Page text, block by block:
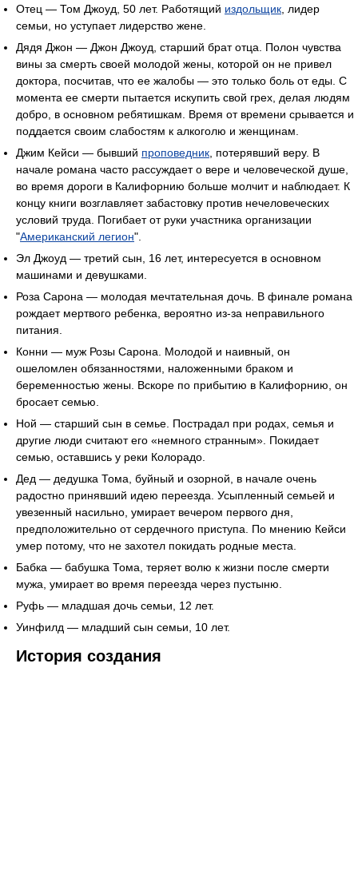
Отец — Том Джоуд, 50 лет. Работящий издольщик, лидер
семьи, но уступает лидерство жене.
Дядя Джон — Джон Джоуд, старший брат отца. Полон чувства
вины за смерть своей молодой жены, которой он не привел
доктора, посчитав, что ее жалобы — это только боль от еды. С
момента ее смерти пытается искупить свой грех, делая людям
добро, в основном ребятишкам. Время от времени срывается и
поддается своим слабостям к алкоголю и женщинам.
Джим Кейси — бывший проповедник, потерявший веру. В
начале романа часто рассуждает о вере и человеческой душе,
во время дороги в Калифорнию больше молчит и наблюдает. К
концу книги возглавляет забастовку против нечеловеческих
условий труда. Погибает от руки участника организации
"Американский легион".
Эл Джоуд — третий сын, 16 лет, интересуется в основном
машинами и девушками.
Роза Сарона — молодая мечтательная дочь. В финале романа
рождает мертвого ребенка, вероятно из-за неправильного
питания.
Конни — муж Розы Сарона. Молодой и наивный, он
ошеломлен обязанностями, наложенными браком и
беременностью жены. Вскоре по прибытию в Калифорнию, он
бросает семью.
Ной — старший сын в семье. Пострадал при родах, семья и
другие люди считают его «немного странным». Покидает
семью, оставшись у реки Колорадо.
Дед — дедушка Тома, буйный и озорной, в начале очень
радостно принявший идею переезда. Усыпленный семьей и
увезенный насильно, умирает вечером первого дня,
предположительно от сердечного приступа. По мнению Кейси
умер потому, что не захотел покидать родные места.
Бабка — бабушка Тома, теряет волю к жизни после смерти
мужа, умирает во время переезда через пустыню.
Руфь — младшая дочь семьи, 12 лет.
Уинфилд — младший сын семьи, 10 лет.
История создания